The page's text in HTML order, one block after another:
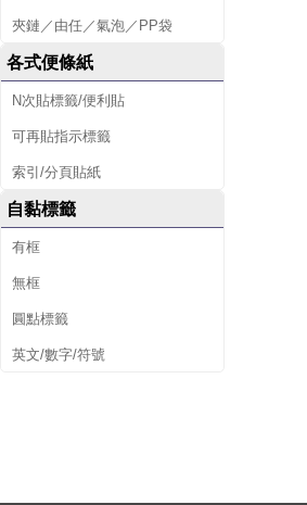
夾鏈／由任／氣泡／PP袋
各式便條紙
N次貼標籤/便利貼
可再貼指示標籤
索引/分頁貼紙
自黏標籤
有框
無框
圓點標籤
英文/數字/符號